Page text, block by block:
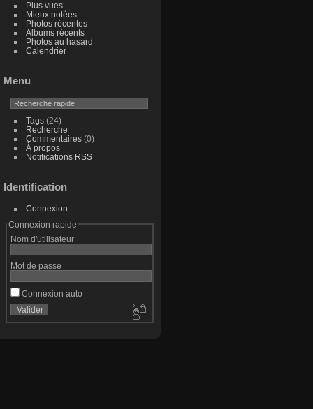
Plus vues
Mieux notées
Photos récentes
Albums récents
Photos au hasard
Calendrier
Menu
Tags(24)
Recherche
Commentaires(0)
À propos
Notifications RSS
Identification
Connexion
Connexion rapide
Nom d'utilisateur
Mot de passe
Connexion auto